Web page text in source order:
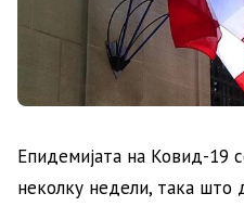
Епидемијата на Ковид-19
неколку недели, така што